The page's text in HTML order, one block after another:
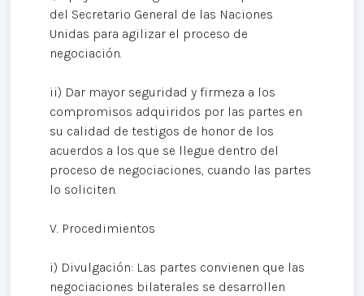
del Secretario General de las Naciones
Unidas para agilizar el proceso de
negociación.
ii) Dar mayor seguridad y firmeza a los
compromisos adquiridos por las partes en
su calidad de testigos de honor de los
acuerdos a los que se llegue dentro del
proceso de negociaciones, cuando las partes
lo soliciten.
V. Procedimientos
i) Divulgación: Las partes convienen que las
negociaciones bilaterales se desarrollen